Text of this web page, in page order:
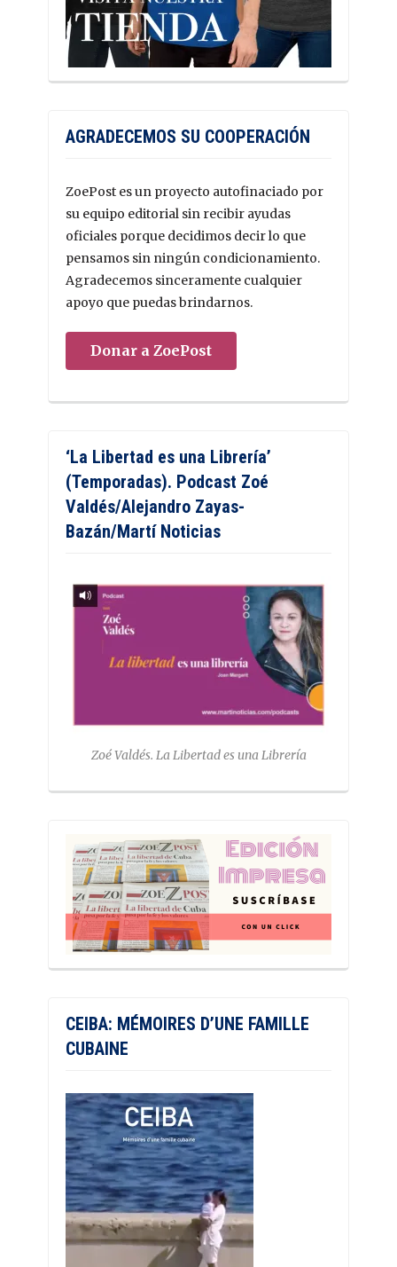
AGRADECEMOS SU COOPERACIÓN
ZoePost es un proyecto autofinaciado por
su equipo editorial sin recibir ayudas
oficiales porque decidimos decir lo que
pensamos sin ningún condicionamiento.
Agradecemos sinceramente cualquier
apoyo que puedas brindarnos.
Donar a ZoePost
‘La Libertad es una Librería’
(Temporadas). Podcast Zoé
Valdés/Alejandro Zayas-
Bazán/Martí Noticias
Zoé Valdés. La Libertad es una Librería
CEIBA: MÉMOIRES D’UNE FAMILLE
CUBAINE